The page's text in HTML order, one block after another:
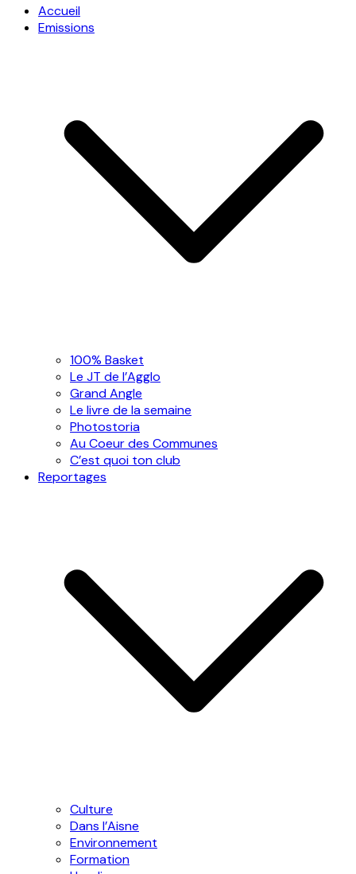
Accueil
Emissions
100% Basket
Le JT de l’Agglo
Grand Angle
Le livre de la semaine
Photostoria
Au Coeur des Communes
C’est quoi ton club
Reportages
Culture
Dans l’Aisne
Environnement
Formation